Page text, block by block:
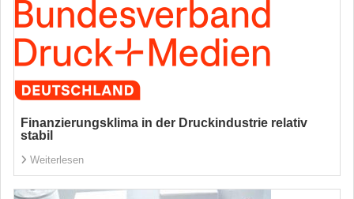
Finanzierungsklima in der Druckindustrie relativ
stabil
Weiterlesen